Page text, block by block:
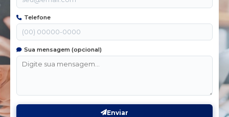
Telefone
Sua mensagem (opcional)
Enviar